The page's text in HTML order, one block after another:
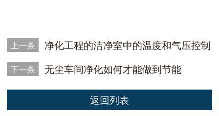
上一条 净化工程的洁净室中的温度和气压控制
下一条 无尘车间净化如何才能做到节能
返回列表